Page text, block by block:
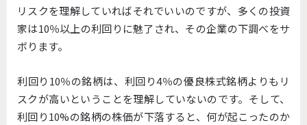
リスクを理解していればそれでいいのですが、多くの投資
家は10％以上の利回りに魅了され、その企業の下調べをサ
ボります。
利回り10％の銘柄は、利回り4％の優良株式銘柄よりもリ
スクが高いということを理解していないのです。そして、
利回り10%の銘柄の株価が下落すると、何が起こったのか